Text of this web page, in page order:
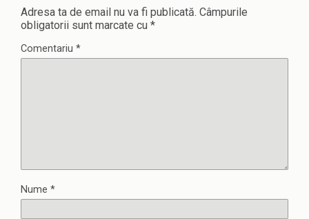
Adresa ta de email nu va fi publicată. Câmpurile
obligatorii sunt marcate cu *
Comentariu *
Nume *